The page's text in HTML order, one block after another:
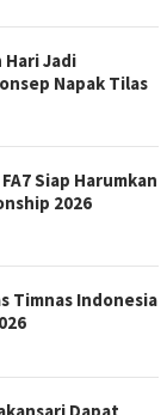
Hari Jadi
Napak Tilas
Siap Harumkan
2026
Timnas Indonesia